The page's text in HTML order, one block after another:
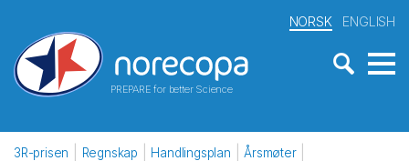
PREPARE for better Science
NORSK ENGLISH
3R-prisen Regnskap Handlingsplan
Årsmøter